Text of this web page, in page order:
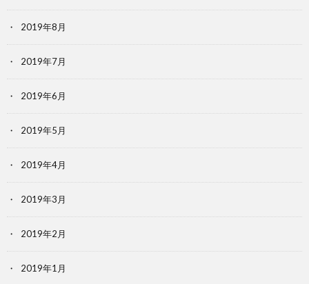
2019年8月
2019年7月
2019年6月
2019年5月
2019年4月
2019年3月
2019年2月
2019年1月